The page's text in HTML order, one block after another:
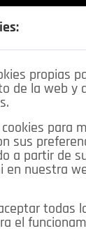
propias
de la web y
para
sus
a partir de
en nuestra
todas
el